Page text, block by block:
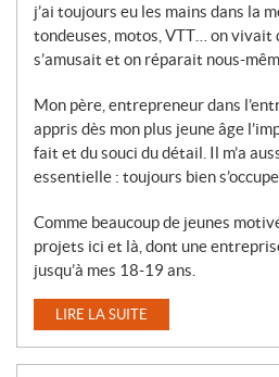
j’ai toujours eu les mains dans la
tondeuses, motos, VTT… on vivait
s’amusait et on réparait nous-
Mon père, entrepreneur dans
appris dès mon plus jeune âge
fait et du souci du détail. Il m’a
essentielle : toujours bien
Comme beaucoup de jeunes
projets ici et là, dont une
jusqu’à mes 18-19 ans.
LIRE LA SUITE